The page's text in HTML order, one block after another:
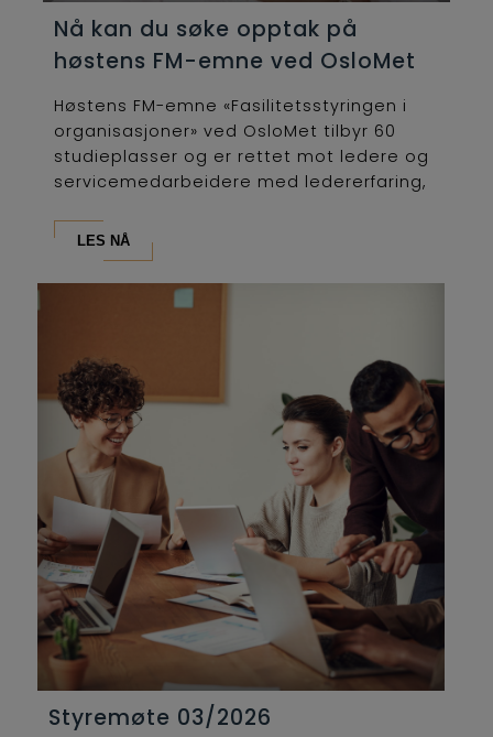
Nå kan du søke opptak på
høstens FM-emne ved OsloMet
Høstens FM-emne «Fasilitetsstyringen i
organisasjoner» ved OsloMet tilbyr 60
studieplasser og er rettet mot ledere og
servicemedarbeidere med ledererfaring,
LES NÅ
Styremøte 03/2026